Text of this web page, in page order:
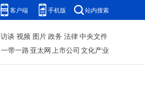
客户端 手机版 站内搜索
访谈 视频 图片政务 法律中央文件
一带一路 亚太网上市公司 文化产业